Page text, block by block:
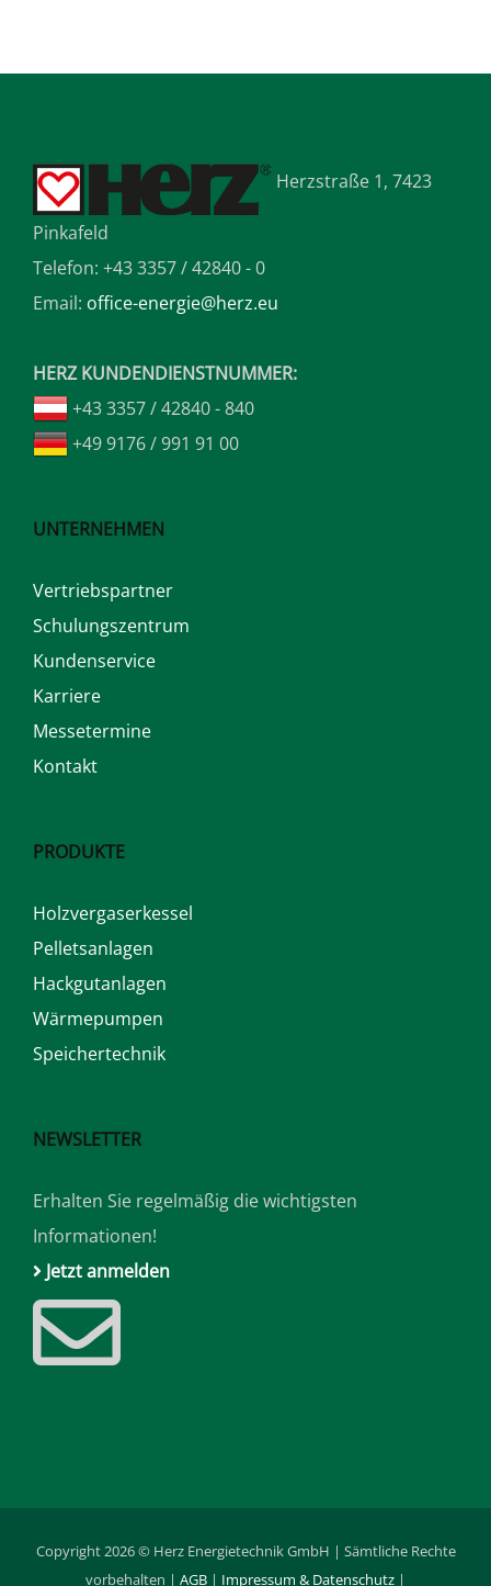
Herzstraße 1, 7423
Pinkafeld
Telefon: +43 3357 / 42840 - 0
Email: office-energie@herz.eu
HERZ KUNDENDIENSTNUMMER:
+43 3357 / 42840 - 840
+49 9176 / 991 91 00
UNTERNEHMEN
Vertriebspartner
Schulungszentrum
Kundenservice
Karriere
Messetermine
Kontakt
PRODUKTE
Holzvergaserkessel
Pelletsanlagen
Hackgutanlagen
Wärmepumpen
Speichertechnik
NEWSLETTER
Erhalten Sie regelmäßig die wichtigsten
Informationen!
Jetzt anmelden
Copyright 2026 © Herz Energietechnik GmbH | Sämtliche Rechte
vorbehalten | AGB | Impressum & Datenschutz |